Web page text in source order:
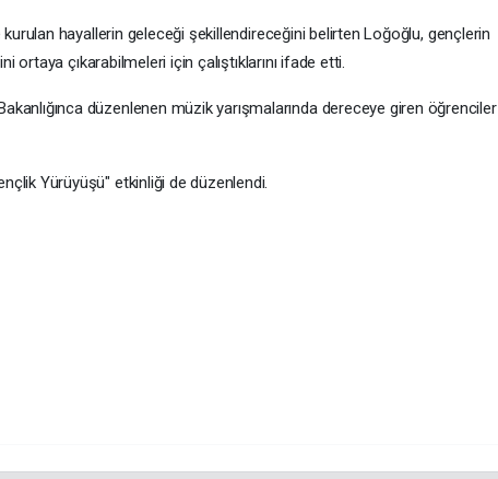
hayallerin geleceği şekillendireceğini belirten Loğoğlu, gençlerin
çıkarabilmeleri için çalıştıklarını ifade etti.
düzenlenen müzik yarışmalarında dereceye giren öğrenciler
Yürüyüşü" etkinliği de düzenlendi.